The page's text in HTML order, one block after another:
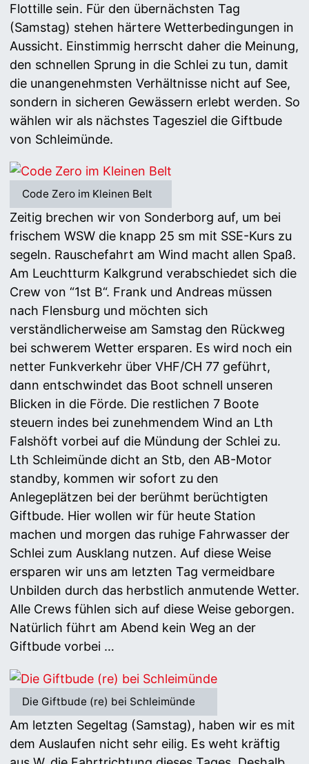
Flottille sein. Für den übernächsten Tag
(Samstag) stehen härtere Wetterbedingungen in
Aussicht. Einstimmig herrscht daher die Meinung,
den schnellen Sprung in die Schlei zu tun, damit
die unangenehmsten Verhältnisse nicht auf See,
sondern in sicheren Gewässern erlebt werden. So
wählen wir als nächstes Tagesziel die Giftbude
von Schleimünde.
Code Zero im Kleinen Belt
Zeitig brechen wir von Sonderborg auf, um bei
frischem WSW die knapp 25 sm mit SSE-Kurs zu
segeln. Rauschefahrt am Wind macht allen Spaß.
Am Leuchtturm Kalkgrund verabschiedet sich die
Crew von “1st B“. Frank und Andreas müssen
nach Flensburg und möchten sich
verständlicherweise am Samstag den Rückweg
bei schwerem Wetter ersparen. Es wird noch ein
netter Funkverkehr über VHF/CH 77 geführt,
dann entschwindet das Boot schnell unseren
Blicken in die Förde. Die restlichen 7 Boote
steuern indes bei zunehmendem Wind an Lth
Falshöft vorbei auf die Mündung der Schlei zu.
Lth Schleimünde dicht an Stb, den AB-Motor
standby, kommen wir sofort zu den
Anlegeplätzen bei der berühmt berüchtigten
Giftbude. Hier wollen wir für heute Station
machen und morgen das ruhige Fahrwasser der
Schlei zum Ausklang nutzen. Auf diese Weise
ersparen wir uns am letzten Tag vermeidbare
Unbilden durch das herbstlich anmutende Wetter.
Alle Crews fühlen sich auf diese Weise geborgen.
Natürlich führt am Abend kein Weg an der
Giftbude vorbei …
Die Giftbude (re) bei Schleimünde
Am letzten Segeltag (Samstag), haben wir es mit
dem Auslaufen nicht sehr eilig. Es weht kräftig